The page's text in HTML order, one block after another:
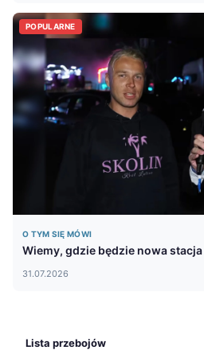
POPULARNE
O TYM SIĘ MÓWI
Wiemy, gdzie będzie nowa
31.07.2026
Lista przebojów